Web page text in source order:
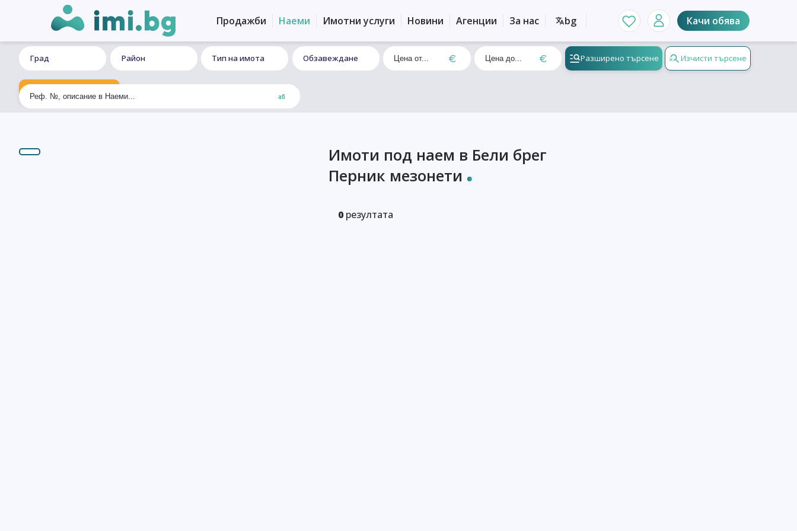
Продажби Наеми Имотни услуги Новини Агенции За нас bg Качи обява
Град Район Тип на имота Обзавеждане Разширено търсене Изчисти търсене
Ексклузивно търсене
Имоти под наем в Бели брег
Перник мезонети
0 резултата